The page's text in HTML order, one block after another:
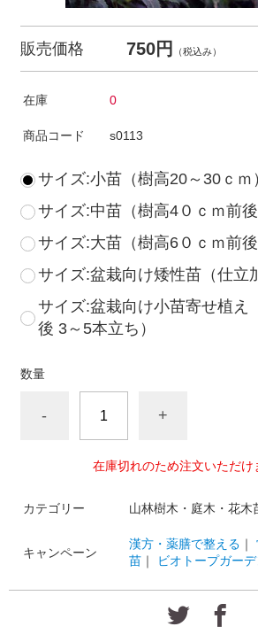
販売価格 750円 （税込み）
在庫 0
商品コード s0113
サイズ:小苗（樹高20～30ｃｍ
サイズ:中苗（樹高4０ｃｍ前後
サイズ:大苗（樹高6０ｃｍ前後
サイズ:盆栽向け矮性苗（仕立
サイズ:盆栽向け小苗寄せ植え
後 3～5本立ち）
数量
- +
在庫切れのため注文いただけ
カテゴリー 山林樹木・庭木・花木
キャンペーン
漢方・薬膳で整える ｜
苗 ｜ ビオトープガーデ